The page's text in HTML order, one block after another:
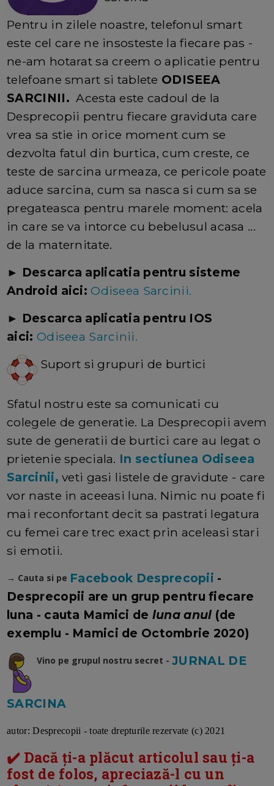
Pentru in zilele noastre, telefonul smart
este cel care ne insosteste la fiecare pas -
ne-am hotarat sa creem o aplicatie pentru
telefoane smart si tablete ODISEEA
SARCINII. Acesta este cadoul de la
Desprecopii pentru fiecare graviduta care
vrea sa stie in orice moment cum se
dezvolta fatul din burtica, cum creste, ce
teste de sarcina urmeaza, ce pericole poate
aduce sarcina, cum sa nasca si cum sa se
pregateasca pentru marele moment: acela
in care se va intorce cu bebelusul acasa ...
de la maternitate.
► Descarca aplicatia pentru sisteme
Android aici: Odiseea Sarcinii.
► Descarca aplicatia pentru IOS
aici: Odiseea Sarcinii.
Suport si grupuri de burtici
Sfatul nostru este sa comunicati cu
colegele de generatie. La Desprecopii avem
sute de generatii de burtici care au legat o
prietenie speciala. In sectiunea Odiseea
Sarcinii, veti gasi listele de gravidute - care
vor naste in aceeasi luna. Nimic nu poate fi
mai reconfortant decit sa pastrati legatura
cu femei care trec exact prin aceleasi stari
si emotii.
→ Cauta si pe Facebook Desprecopii -
Desprecopii are un grup pentru fiecare
luna - cauta Mamici de luna anul (de
exemplu - Mamici de Octombrie 2020)
Vino pe grupul nostru secret - JURNAL DE
SARCINA
autor: Desprecopii - toate drepturile rezervate (c) 2021
✔️ Dacă ți-a plăcut articolul sau ți-a
fost de folos, apreciază-l cu un